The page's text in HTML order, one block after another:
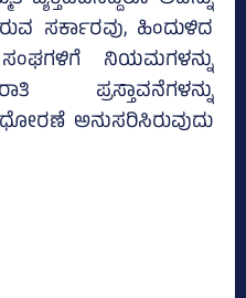
ಸರ್ಕಾರವು, ಹಿಂದುಳಿದ
ನಿಯಮಗಳನ್ನು
ಪ್ರಸ್ತಾವನೆಗಳನ್ನು
ಧೋರಣೆ ಅನುಸರಿಸಿರುವುದು